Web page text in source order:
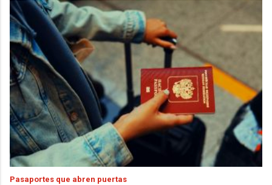
Pasaportes que abren puertas